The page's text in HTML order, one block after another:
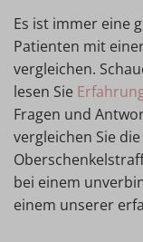
Es ist immer eine
Patienten mit
vergleichen.
lesen Sie
Fragen und
vergleichen Sie
bei einem
einem unserer